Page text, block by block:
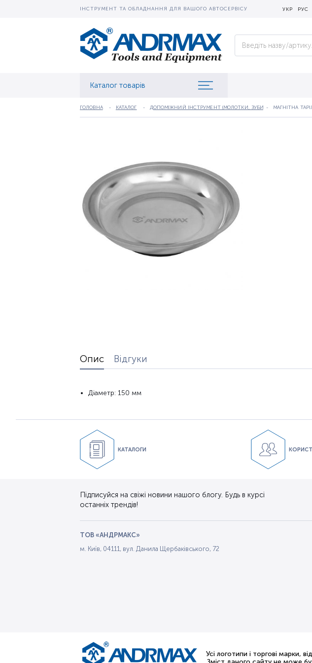
ІНСТРУМЕНТ ТА ОБЛАДНАННЯ ДЛЯ ВАШОГО АВТОСЕРВІСУ УКР РУС
Каталог товарів
ГОЛОВНА КАТАЛОГ ДОПОМІЖНИЙ ІНСТРУМЕНТ (МОЛОТКИ, ЗУБИЛА, МАГНІТИ,
МАГНІТНА
Опис Відгуки
Діаметр: 150 мм
КАТАЛОГИ
Підписуйся на свіжі новини нашого блогу. Будь в курсі
останніх трендів!
ТОВ «АНДРМАКС»
м. Київ, 04111, вул. Данила Щербаківського, 72
Усі логотипи і торгові марки,